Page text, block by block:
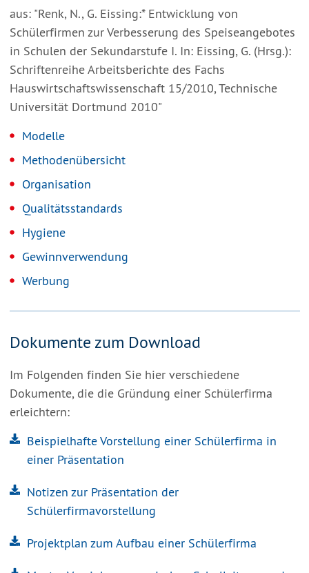
aus: "Renk, N., G. Eissing:* Entwicklung von
Schülerfirmen zur Verbesserung des Speiseangebotes
in Schulen der Sekundarstufe I. In: Eissing, G. (Hrsg.):
Schriftenreihe Arbeitsberichte des Fachs
Hauswirtschaftswissenschaft 15/2010, Technische
Universität Dortmund 2010"
Modelle
Methodenübersicht
Organisation
Qualitätsstandards
Hygiene
Gewinnverwendung
Werbung
Dokumente zum Download
Im Folgenden finden Sie hier verschiedene
Dokumente, die die Gründung einer Schülerfirma
erleichtern:
Beispielhafte Vorstellung einer Schülerfirma in
einer Präsentation
Notizen zur Präsentation der
Schülerfirmavorstellung
Projektplan zum Aufbau einer Schülerfirma